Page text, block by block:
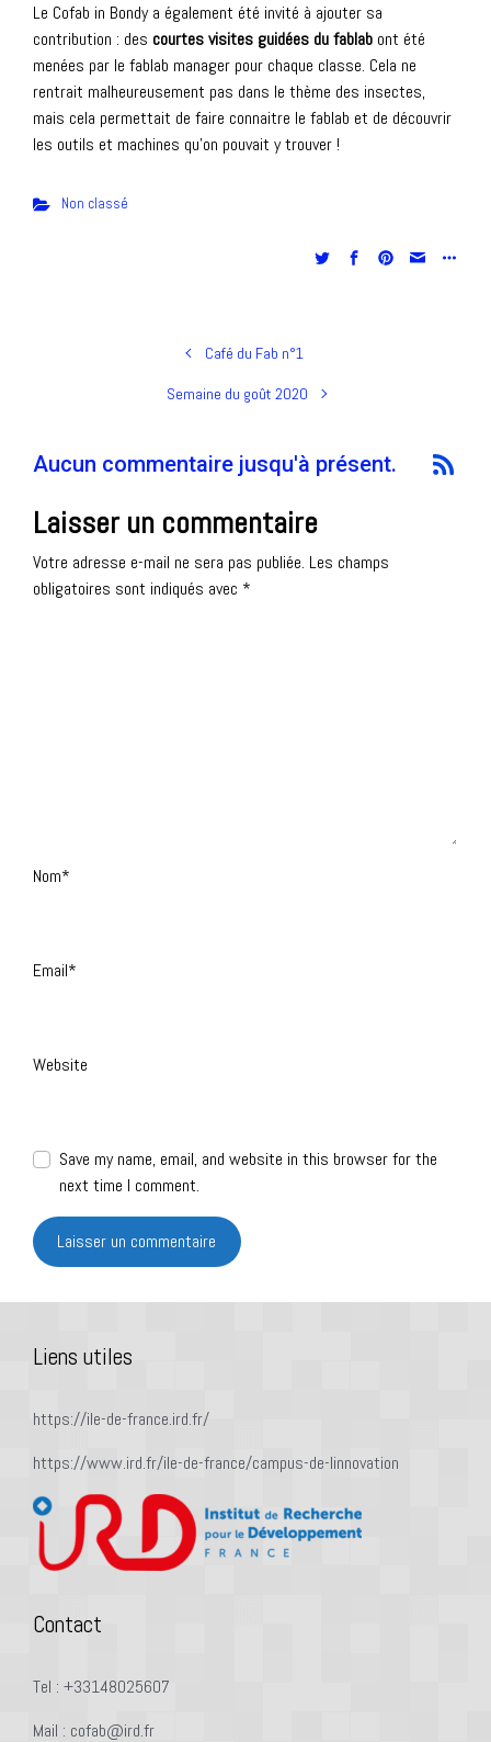
Le Cofab in Bondy a également été invité à ajouter sa
contribution : des courtes visites guidées du fablab ont été
menées par le fablab manager pour chaque classe. Cela ne
rentrait malheureusement pas dans le thème des insectes,
mais cela permettait de faire connaitre le fablab et de découvrir
les outils et machines qu’on pouvait y trouver !
Non classé
Café du Fab n°1
Semaine du goût 2020
Aucun commentaire jusqu'à présent.
Laisser un commentaire
Votre adresse e-mail ne sera pas publiée. Les champs
obligatoires sont indiqués avec *
Nom*
Email*
Website
Save my name, email, and website in this browser for the
next time I comment.
Liens utiles
https://ile-de-france.ird.fr/
https://www.ird.fr/ile-de-france/campus-de-linnovation
Contact
Tel : +33148025607
Mail : cofab@ird.fr